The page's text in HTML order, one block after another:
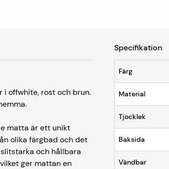
offwhite, rost och brun.
matta är ett unikt
olika färgbad och det
och hållbara
ger mattan en
Specifikation
Färg
Material
Tjocklek
Baksida
Vändbar